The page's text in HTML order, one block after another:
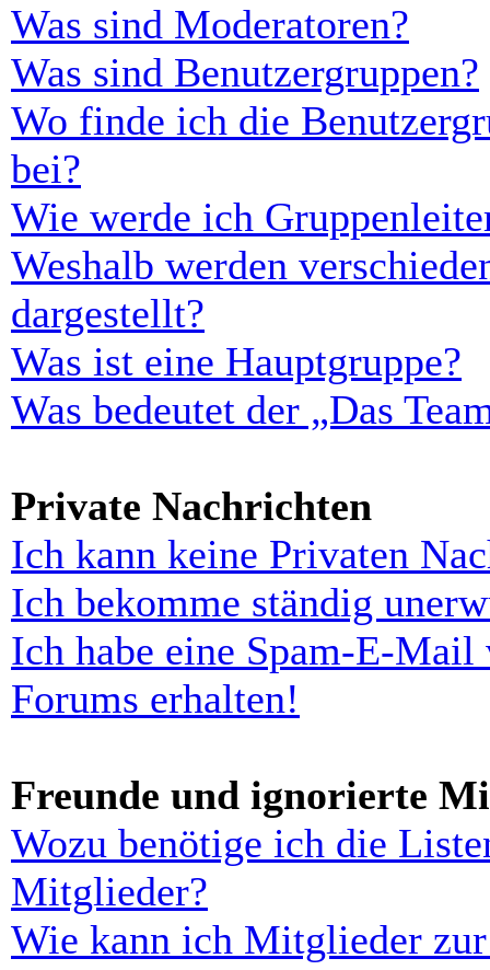
Was sind Moderatoren?
Was sind Benutzergruppen?
Wo finde ich die
bei?
Wie werde ich
Weshalb werden
dargestellt?
Was ist eine Hauptgruppe?
Was bedeutet der „Das
Private Nachrichten
Ich kann keine Privaten
Ich bekomme ständig
Ich habe eine Spam-E-
Forums erhalten!
Freunde und ignorierte
Wozu benötige ich die
Mitglieder?
Wie kann ich Mitglieder